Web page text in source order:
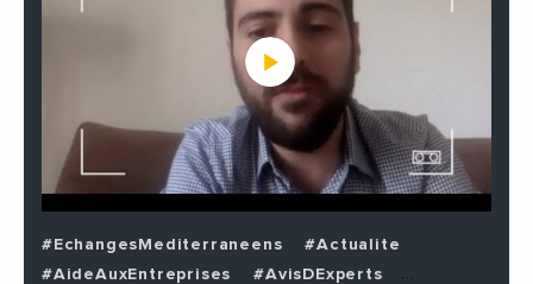
#EchangesMediterraneens
#Actualite
#AideAuxEntreprises
#AvisDExperts